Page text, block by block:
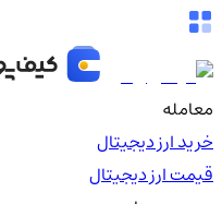
معامله
خرید ارز دیجیتال
قیمت ارز دیجیتال